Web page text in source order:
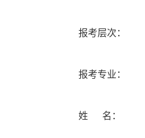
报考层次：
报考专业：
姓 名：